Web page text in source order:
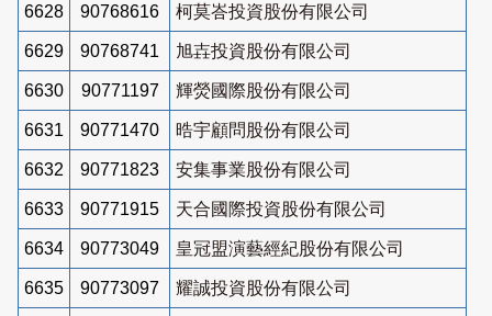
6628 90768616 柯莫峇投資股份有限公司
6629 90768741 旭壵投資股份有限公司
6630 90771197 輝熒國際股份有限公司
6631 90771470 晧宇顧問股份有限公司
6632 90771823 安集事業股份有限公司
6633 90771915 天合國際投資股份有限公司
6634 90773049 皇冠盟演藝經紀股份有限公司
6635 90773097 耀誠投資股份有限公司